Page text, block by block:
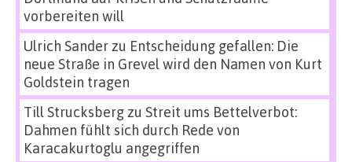
vorbereiten will
Ulrich Sanderzu Entscheidung gefallen: Die
neue Straße in Grevel wird den Namen von Kurt
Goldstein tragen
Till Strucksbergzu Streit ums Bettelverbot:
Dahmen fühlt sich durch Rede von
Karacakurtoglu angegriffen